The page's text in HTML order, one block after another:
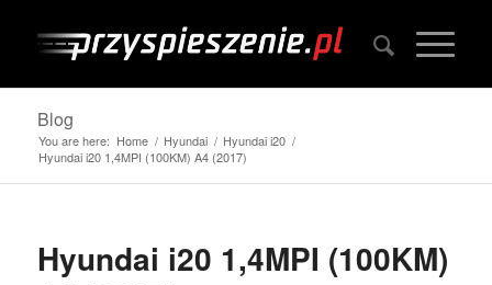
Blog
You are here: Home / Hyundai / Hyundai i20 /
Hyundai i20 1,4MPI (100KM) A4 (2017)
Hyundai i20 1,4MPI (100KM)